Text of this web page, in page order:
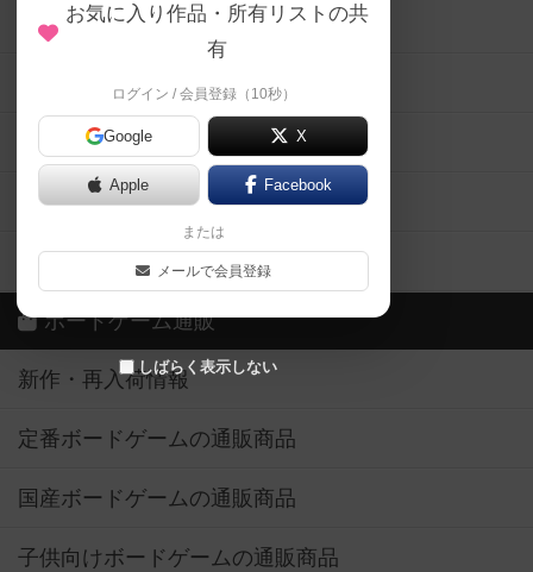
お気に入り作品・所有リストの共
有
ログイン / 会員登録（10秒）
Google X
Apple Facebook
または
メールで会員登録
しばらく表示しない
メカニクス特集
掲示板・トピックス
ボドとも・会員一覧
ボードゲーム業界コラム
ボドゲーマご利用案内
ボードゲーム通販
新作・再入荷情報
定番ボードゲームの通販商品
国産ボードゲームの通販商品
子供向けボードゲームの通販商品